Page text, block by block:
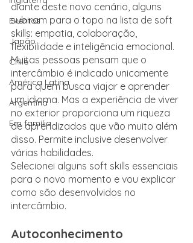
Eventos
Japão
Chile
América Latina
Argentina
Em família
diante deste novo cenário, alguns
subiram para o topo na lista de soft
skills: empatia, colaboração,
flexibilidade e inteligência emocional.
Muitas pessoas pensam que o
intercâmbio é indicado unicamente
para quem busca viajar e aprender
um idioma. Mas a experiência de viver
no exterior proporciona um riqueza
de aprendizados que vão muito além
disso. Permite inclusive desenvolver
várias habilidades.
Selecionei alguns soft skills essenciais
para o novo momento e vou explicar
como são desenvolvidos no
intercâmbio.
Autoconhecimento